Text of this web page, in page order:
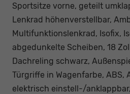
Sportsitze vorne, geteilt
Lenkrad höhenverstellbar,
Multifunktionslenkrad, Isofix,
abgedunkelte Scheiben, 18
Dachreling schwarz,
Türgriffe in Wagenfarbe, ABS,
elektrisch einstell-/